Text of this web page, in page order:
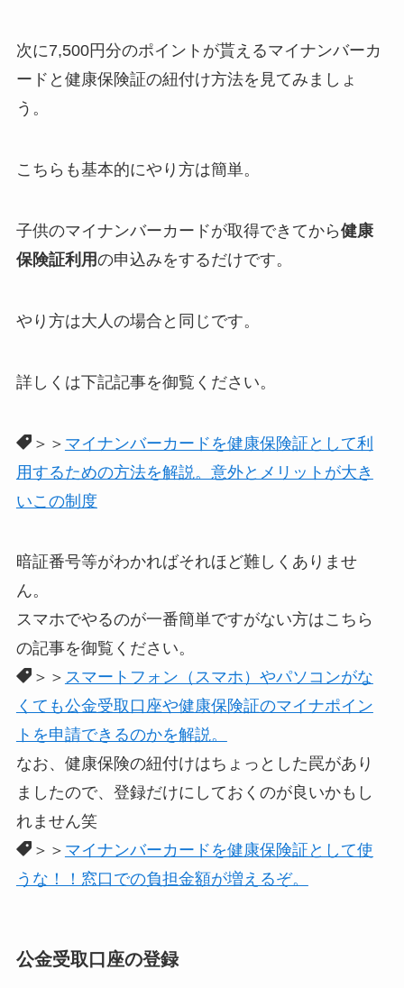
次に7,500円分のポイントが貰えるマイナンバーカ
ードと健康保険証の紐付け方法を見てみましょ
う。
こちらも基本的にやり方は簡単。
子供のマイナンバーカードが取得できてから健康
保険証利用の申込みをするだけです。
やり方は大人の場合と同じです。
詳しくは下記記事を御覧ください。
＞＞ マイナンバーカードを健康保険証として利
用するための方法を解説。意外とメリットが大き
いこの制度
暗証番号等がわかればそれほど難しくありませ
ん。
スマホでやるのが一番簡単ですがない方はこちら
の記事を御覧ください。
＞＞ スマートフォン（スマホ）やパソコンがな
くても公金受取口座や健康保険証のマイナポイン
トを申請できるのかを解説。
なお、健康保険の紐付けはちょっとした罠があり
ましたので、登録だけにしておくのが良いかもし
れません笑
＞＞ マイナンバーカードを健康保険証として使
うな！！窓口での負担金額が増えるぞ。
公金受取口座の登録